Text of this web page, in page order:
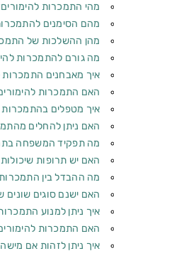
מהי התמכרות
מהם הסימנים
מהן ההשלכות של
מה גורם להתמכרות
איך מאבחנים התמכרות
האם התמכרות
איך מטפלים בהתמכרות
האם ניתן להחלים
מה תפקיד המשפחה
האם יש תרופות שיכולות
מה ההבדל בין התמכרות
האם ישנם סוגים
איך ניתן למנוע
האם התמכרות להימורים נפוצה
איך ניתן לזהות אם